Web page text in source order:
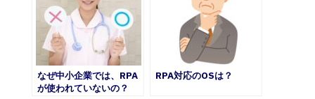
なぜ中小企業では、RPA
が使われていないの？
RPA対応のOSは？